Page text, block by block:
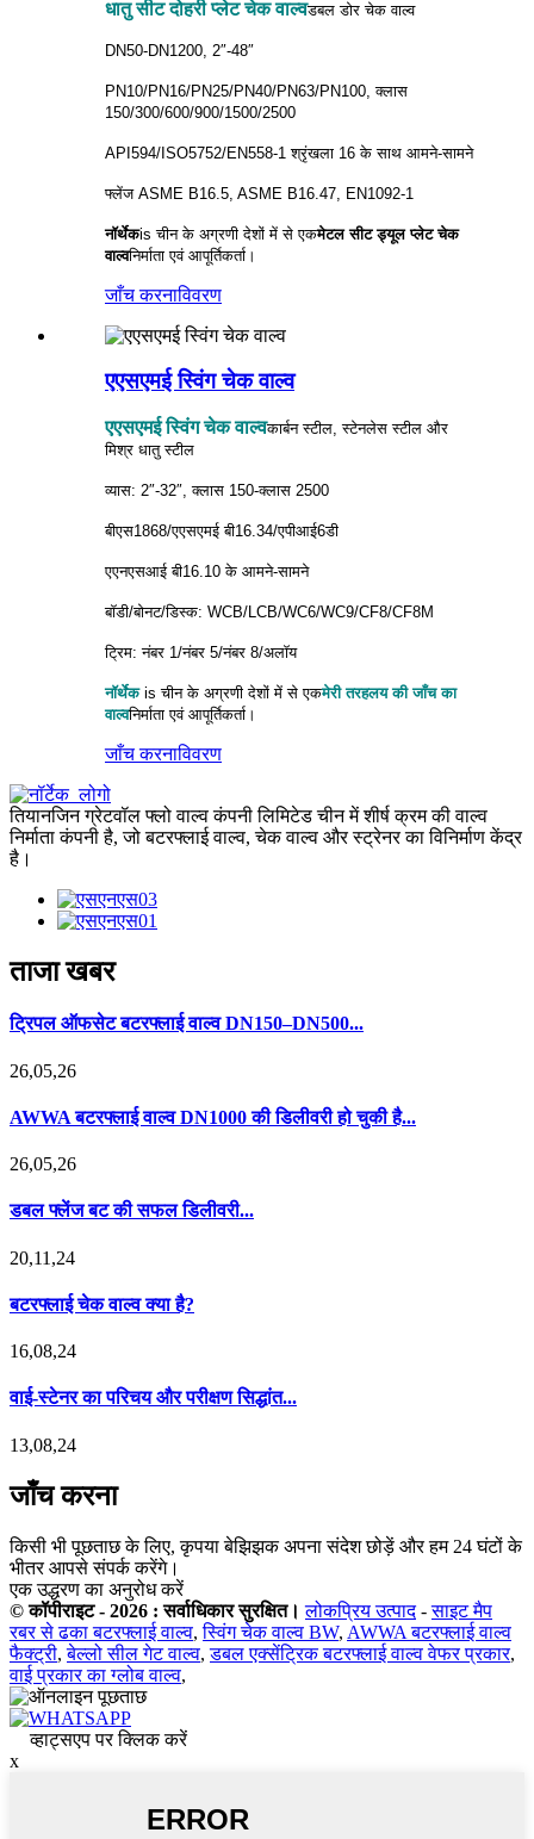
धातु सीट दोहरी प्लेट चेक वाल्वडबल डोर चेक वाल्व
DN50-DN1200, 2″-48″
PN10/PN16/PN25/PN40/PN63/PN100, क्लास
150/300/600/900/1500/2500
API594/ISO5752/EN558-1 श्रृंखला 16 के साथ आमने-सामने
फ्लेंज ASME B16.5, ASME B16.47, EN1092-1
नॉर्थेकis चीन के अग्रणी देशों में से एकमेटल सीट ड्यूल प्लेट चेक
वाल्वनिर्माता एवं आपूर्तिकर्ता।
जाँच करनाविवरण
एएसएमई स्विंग चेक वाल्व
एएसएमई स्विंग चेक वाल्वकार्बन स्टील, स्टेनलेस स्टील और
मिश्र धातु स्टील
व्यास: 2″-32″, क्लास 150-क्लास 2500
बीएस1868/एएसएमई बी16.34/एपीआई6डी
एएनएसआई बी16.10 के आमने-सामने
बॉडी/बोनट/डिस्क: WCB/LCB/WC6/WC9/CF8/CF8M
ट्रिम: नंबर 1/नंबर 5/नंबर 8/अलॉय
नॉर्थेक is चीन के अग्रणी देशों में से एकमेरी तरहलय की जाँच का
वाल्वनिर्माता एवं आपूर्तिकर्ता।
जाँच करनाविवरण
तियानजिन ग्रेटवॉल फ्लो वाल्व कंपनी लिमिटेड चीन में शीर्ष क्रम की वाल्व
निर्माता कंपनी है, जो बटरफ्लाई वाल्व, चेक वाल्व और स्ट्रेनर का विनिर्माण केंद्र
है।
ताजा खबर
ट्रिपल ऑफसेट बटरफ्लाई वाल्व DN150–DN500...
26,05,26
AWWA बटरफ्लाई वाल्व DN1000 की डिलीवरी हो चुकी है...
26,05,26
डबल फ्लेंज बट की सफल डिलीवरी...
20,11,24
बटरफ्लाई चेक वाल्व क्या है?
16,08,24
वाई-स्टेनर का परिचय और परीक्षण सिद्धांत...
13,08,24
जाँच करना
किसी भी पूछताछ के लिए, कृपया बेझिझक अपना संदेश छोड़ें और हम 24 घंटों के
भीतर आपसे संपर्क करेंगे।
एक उद्धरण का अनुरोध करें
© कॉपीराइट - 2026 : सर्वाधिकार सुरक्षित। लोकप्रिय उत्पाद-साइट मैप
रबर से ढका बटरफ्लाई वाल्व,स्विंग चेक वाल्व BW, AWWA बटरफ्लाई वाल्व
फैक्ट्री,बेल्लो सील गेट वाल्व,डबल एक्सेंट्रिक बटरफ्लाई वाल्व वेफर प्रकार,
वाई प्रकार का ग्लोब वाल्व,
व्हाट्सएप पर क्लिक करें
x